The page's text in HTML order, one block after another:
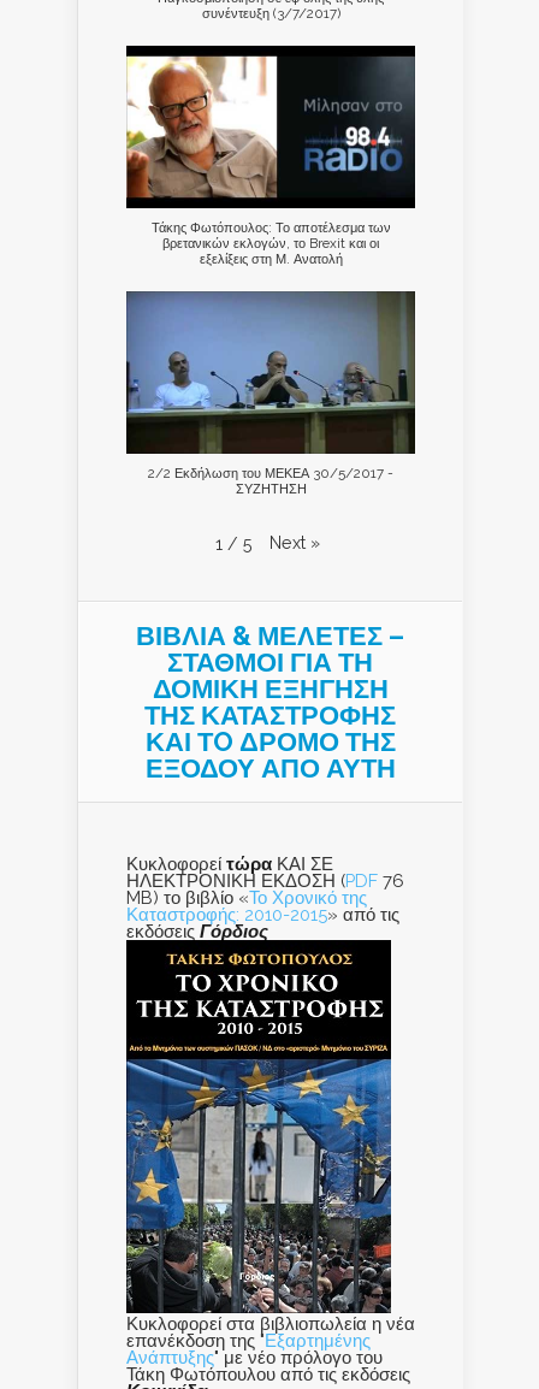
συνέντευξη (3/7/2017)
Τάκης Φωτόπουλος: Το αποτέλεσμα των
βρετανικών εκλογών, το Brexit και οι
εξελίξεις στη Μ. Ανατολή
2/2 Εκδήλωση του ΜΕΚΕΑ 30/5/2017 -
ΣΥΖΗΤΗΣΗ
1 / 5 Next »
ΒΙΒΛΙΑ & ΜΕΛΕΤΕΣ –
ΣΤΑΘΜΟΙ ΓΙΑ ΤΗ
ΔΟΜΙΚΗ ΕΞΗΓΗΣΗ
ΤΗΣ ΚΑΤΑΣΤΡΟΦΗΣ
ΚΑΙ ΤO ΔΡΟΜΟ ΤΗΣ
ΕΞΟΔΟΥ ΑΠΟ ΑΥΤΗ
Κυκλοφορεί τώρα ΚΑΙ ΣΕ
ΗΛΕΚΤΡΟΝΙΚΗ ΕΚΔΟΣΗ (PDF 76
MB) το βιβλίο «Το Χρονικό της
Καταστροφής: 2010-2015» από τις
εκδόσεις Γόρδιος
Κυκλοφορεί στα βιβλιοπωλεία η νέα
επανέκδοση της "Εξαρτημένης
Ανάπτυξης" με νέο πρόλογο του
Τάκη Φωτόπουλου από τις εκδόσεις